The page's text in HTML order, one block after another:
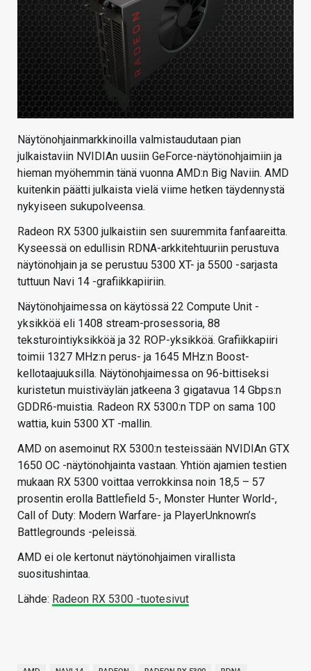
HAKU
Näytönohjainmarkkinoilla valmistaudutaan pian
julkaistaviin NVIDIAn uusiin GeForce-näytönohjaimiin ja
hieman myöhemmin tänä vuonna AMD:n Big Naviin. AMD
kuitenkin päätti julkaista vielä viime hetken täydennystä
nykyiseen sukupolveensa.
Radeon RX 5300 julkaistiin sen suuremmita fanfaareitta.
Kyseessä on edullisin RDNA-arkkitehtuuriin perustuva
näytönohjain ja se perustuu 5300 XT- ja 5500 -sarjasta
tuttuun Navi 14 -grafiikkapiiriin.
Näytönohjaimessa on käytössä 22 Compute Unit -
yksikköä eli 1408 stream-prosessoria, 88
teksturointiyksikköä ja 32 ROP-yksikköä. Grafiikkapiiri
toimii 1327 MHz:n perus- ja 1645 MHz:n Boost-
kellotaajuuksilla. Näytönohjaimessa on 96-bittiseksi
kuristetun muistiväylän jatkeena 3 gigatavua 14 Gbps:n
GDDR6-muistia. Radeon RX 5300:n TDP on sama 100
wattia, kuin 5300 XT -mallin.
AMD on asemoinut RX 5300:n testeissään NVIDIAn GTX
1650 OC -näytönohjainta vastaan. Yhtiön ajamien testien
mukaan RX 5300 voittaa verrokkinsa noin 18,5 – 57
prosentin erolla Battlefield 5-, Monster Hunter World-,
Call of Duty: Modern Warfare- ja PlayerUnknown’s
Battlegrounds -peleissä.
AMD ei ole kertonut näytönohjaimen virallista
suositushintaa.
Lähde: Radeon RX 5300 -tuotesivut